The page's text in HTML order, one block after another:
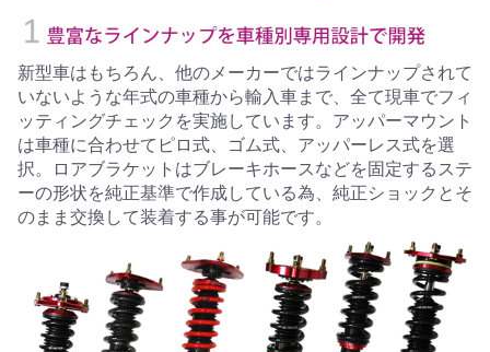
新型車はもちろん、他のメーカーではラインナップされて
いないような年式の車種から輸入車まで、全て現車でフィ
ッティングチェックを実施しています。アッパーマウント
は車種に合わせてピロ式、ゴム式、アッパーレス式を選
択。ロアブラケットはブレーキホースなどを固定するステ
ーの形状を純正基準で作成している為、純正ショックとそ
のまま交換して装着する事が可能です。